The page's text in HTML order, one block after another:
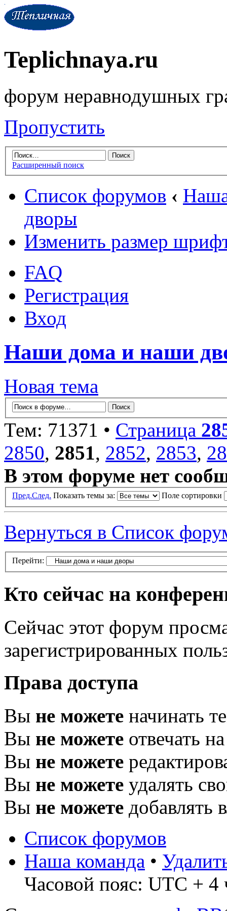
Teplichnaya.ru
форум неравнодушных
Пропустить
Расширенный поиск
Список форумов ‹
дворы
Изменить размер
FAQ
Регистрация
Вход
Наши дома и наши
Новая тема
Тем: 71371 • Страница
2850, 2851, 2852, 2853,
В этом форуме нет
Пред.След. Показать темы за: Поле сортировки
Вернуться в Список
Перейти:
Кто сейчас на
Сейчас этот форум
зарегистрированных
Права доступа
Вы не можете начинать
Вы не можете отвечать
Вы не можете
Вы не можете удалять
Вы не можете добавлять
Список форумов
Наша команда •
Часовой пояс: UTC + 4